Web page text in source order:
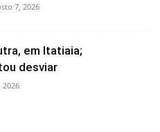
7, 2026
em Itatiaia;
desviar
2026